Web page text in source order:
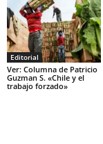
Editorial
Ver: Columna de Patricio
Guzman S. «Chile y el
trabajo forzado»